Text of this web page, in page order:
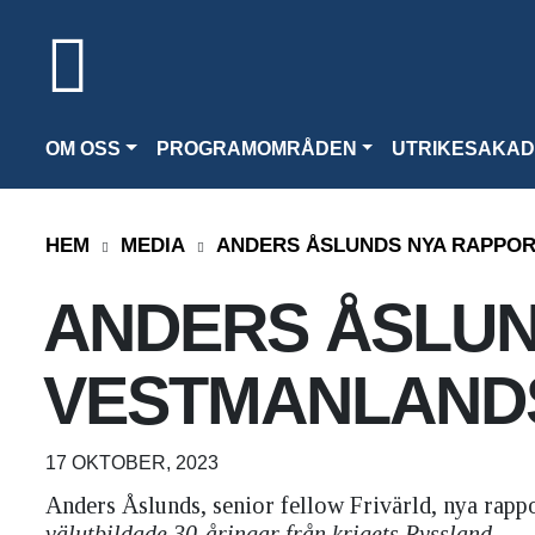
OM OSS PROGRAMOMRÅDEN
HEM MEDIA ANDERS ÅSLUNDS NYA
ANDERS
17 OKTOBER, 2023
Anders Åslunds, senior fellow Frivärld, nya